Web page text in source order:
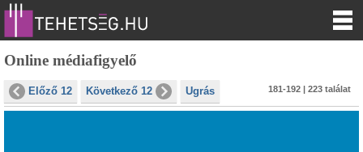
Online médiafigyelő
Előző 12 Következő 12 Ugrás 181-192 | 223 találat